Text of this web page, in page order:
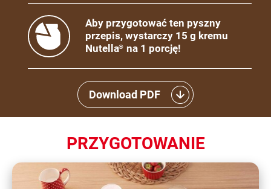
Aby przygotować ten pyszny
przepis, wystarczy 15 g kremu
Nutella® na 1 porcję!
Download PDF
PRZYGOTOWANIE